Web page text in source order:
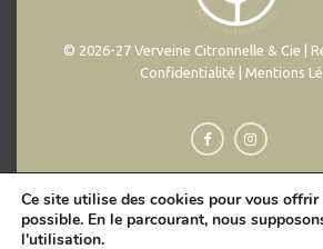
© 2026-27 Verveine Citronnelle & Cie |
Confidentialité | Mentions
Ce site utilise des cookies pour vous offrir
possible. En le parcourant, nous
l'utilisation.